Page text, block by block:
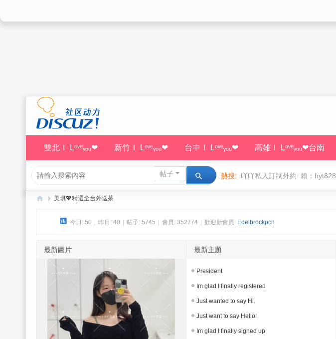
雙北Ｉ Lᵒᵛᵉᵧₒᵤ❤ 新竹Ｉ Lᵒᵛᵉᵧₒᵤ❤ 台中Ｉ Lᵒᵛᵉᵧₒᵤ❤ 高雄Ｉ Lᵒᵛᵉᵧₒᵤ❤台南
帖子 熱搜: 吖吖私人訂制外約 賴：hyt828
» 美琪💖精選全台外送茶
今日: 50 昨日: 40 帖子: 5745 會員: 352774 歡迎新會員: Edelbrockpch
最新圖片 最新主題
President
Im glad I finally registered
Just wanted to say Hi.
Just want to say Hello!
Im glad I finally signed up